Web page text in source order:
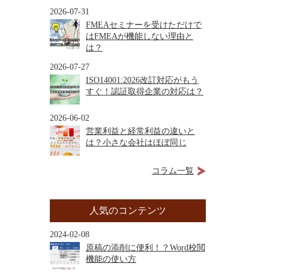
2026-07-31
FMEAセミナーを受けただけで
はFMEAが機能しない理由と
は？
2026-07-27
ISO14001:2026改訂対応がもう
すぐ！認証取得企業の対応は？
2026-06-02
営業利益と経常利益の違いと
は？小さな会社はほぼ同じ
コラム一覧
人気のコンテンツ
2024-02-08
原稿の添削に便利！？Word校閲
機能の使い方